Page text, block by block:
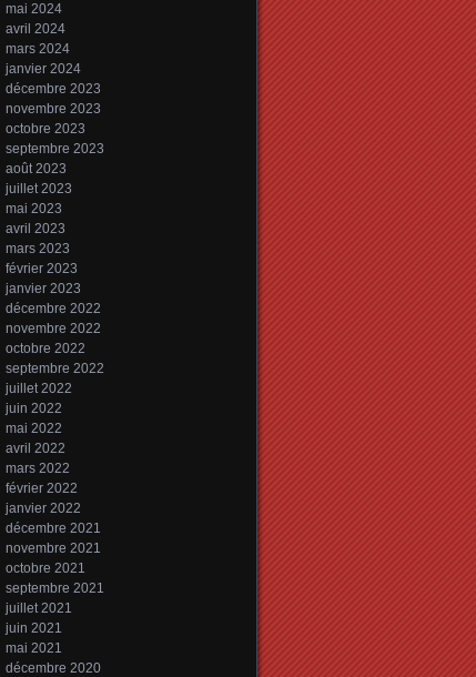
mai 2024
avril 2024
mars 2024
janvier 2024
décembre 2023
novembre 2023
octobre 2023
septembre 2023
août 2023
juillet 2023
mai 2023
avril 2023
mars 2023
février 2023
janvier 2023
décembre 2022
novembre 2022
octobre 2022
septembre 2022
juillet 2022
juin 2022
mai 2022
avril 2022
mars 2022
février 2022
janvier 2022
décembre 2021
novembre 2021
octobre 2021
septembre 2021
juillet 2021
juin 2021
mai 2021
décembre 2020